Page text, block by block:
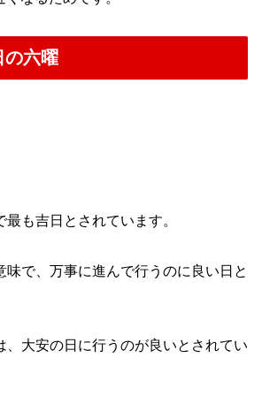
の六曜
も吉日とされています。
味で、万事に進んで行うのに良い日と
、大安の日に行うのが良いとされてい